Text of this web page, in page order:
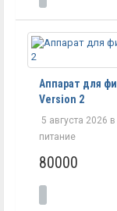
Аппарат для
Version 2
5 августа 2026
питание
80000